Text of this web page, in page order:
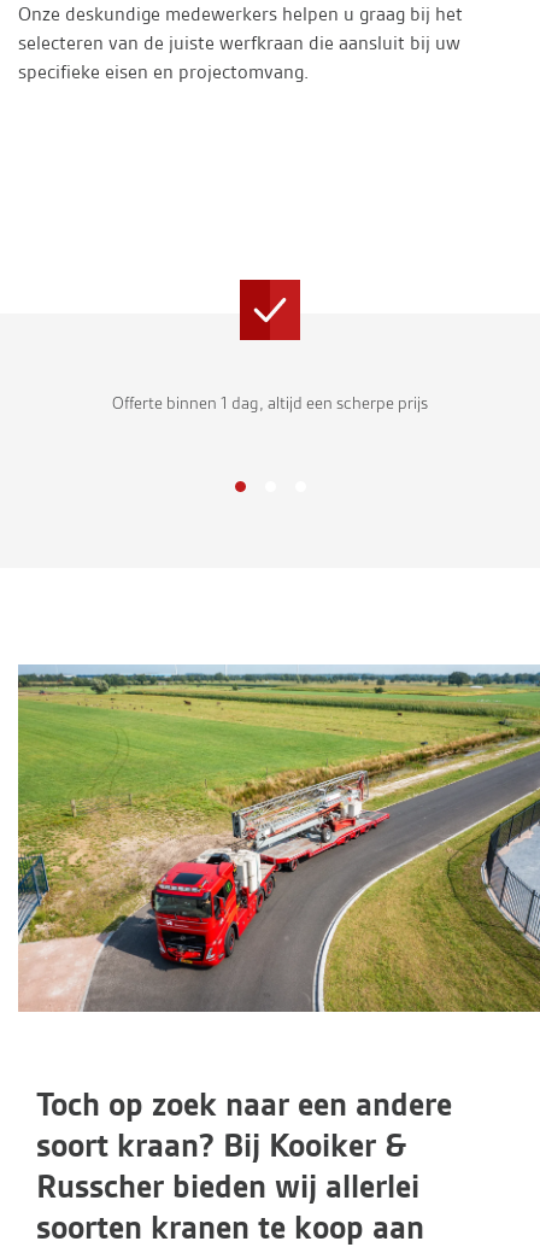
Onze deskundige medewerkers helpen u graag bij het
selecteren van de juiste werfkraan die aansluit bij uw
specifieke eisen en projectomvang.
Offerte binnen 1 dag, altijd een scherpe prijs
Toch op zoek naar een andere
soort kraan? Bij Kooiker &
Russcher bieden wij allerlei
soorten kranen te koop aan